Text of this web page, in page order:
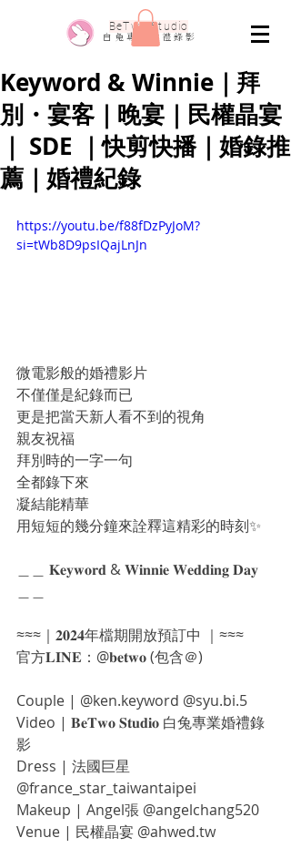
​BeTwo Studio
​白 兔 專 業 婚 禮 錄 影
Keyword & Winnie｜拜
別・宴客｜晚宴｜民權晶宴
｜ SDE ｜快剪快播｜婚錄推
薦｜婚禮紀錄
https://youtu.be/f88fDzPyJoM?
si=tWb8D9psIQajLnJn
微電影般的婚禮影片
不僅僅是紀錄而已
更是把當天新人看不到的視角
親友祝福
拜別時的一字一句
全都錄下來
凝結能精華
用短短的幾分鐘來詮釋這精彩的時刻✨
＿＿ 𝐊𝐞𝐲𝐰𝐨𝐫𝐝 & 𝐖𝐢𝐧𝐧𝐢𝐞 𝐖𝐞𝐝𝐝𝐢𝐧𝐠 𝐃𝐚𝐲
≈≈≈｜𝟐𝟎𝟐𝟒年檔期開放預訂中 ｜≈≈≈
官方𝐋𝐈𝐍𝐄：@𝐛𝐞𝐭𝐰𝐨 (包含＠)
Couple | @ken.keyword @syu.bi.5
Video | 𝐁𝐞𝐓𝐰𝐨 𝐒𝐭𝐮𝐝𝐢𝐨 白兔專業婚禮錄
影
Dress | 法國巨星
@france_star_taiwantaipei
Makeup | Angel張 @angelchang520
Venue | 民權晶宴 @ahwed.tw